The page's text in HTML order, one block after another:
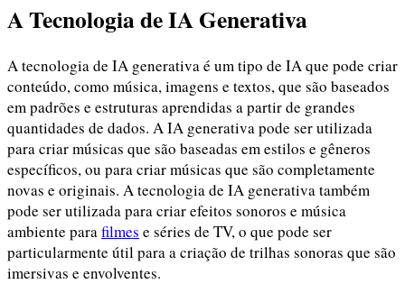
A Tecnologia de IA Generativa
A tecnologia de IA generativa é um tipo de IA que pode criar
conteúdo, como música, imagens e textos, que são baseados
em padrões e estruturas aprendidas a partir de grandes
quantidades de dados. A IA generativa pode ser utilizada
para criar músicas que são baseadas em estilos e gêneros
específicos, ou para criar músicas que são completamente
novas e originais. A tecnologia de IA generativa também
pode ser utilizada para criar efeitos sonoros e música
ambiente parafilmes e séries de TV, o que pode ser
particularmente útil para a criação de trilhas sonoras que são
imersivas e envolventes.